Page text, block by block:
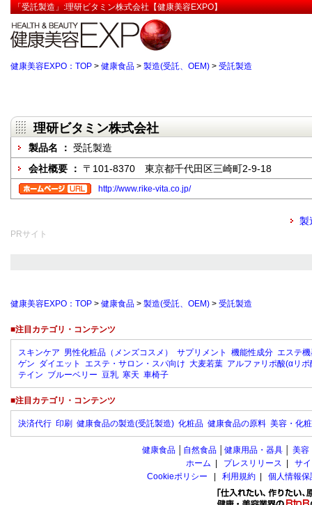
「受託製造」:理研ビタミン株式会社【健康美容EXPO】
健康美容EXPO：TOP > 健康食品 > 製造(受託、OEM) > 受託製造
理研ビタミン株式会社
製品名 ： 受託製造
会社概要 ： 〒101-8370 東京都千代田区三崎町2-9-18
http://www.rike-vita.co.jp/
製
PRサイト
健康美容EXPO：TOP > 健康食品 > 製造(受託、OEM) > 受託製造
■注目カテゴリ・コンテンツ
スキンケア 男性化粧品（メンズコスメ） サプリメント 機能性成分 エステ
ゲン ダイエット エステ・サロン・スパ向け 大麦若葉 アルファリポ酸(αリポ
テイン ブルーベリー 豆乳 寒天 車椅子
■注目カテゴリ・コンテンツ
決済代行 印刷 健康食品の製造(受託製造) 化粧品 健康食品の原料 美容・化
健康食品 自然食品 健康用品・器具 美容
ホーム
プレスリリース
サ
Cookieポリシー
利用規約 個人情報